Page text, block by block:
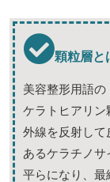
顆粒層と
美容整形用語の
ケラトヒアリ
外線を反射して
あるケラチノ
平らになり、最